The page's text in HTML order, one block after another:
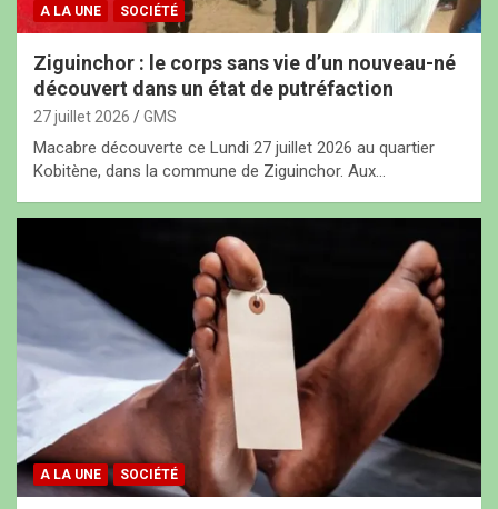
A LA UNE SOCIÉTÉ
‎Ziguinchor : le corps sans vie d’un nouveau-né
découvert dans un état de putréfaction
27 juillet 2026 GMS
Macabre découverte ce Lundi 27 juillet 2026 au quartier
Kobitène, dans la commune de Ziguinchor. Aux…
A LA UNE SOCIÉTÉ